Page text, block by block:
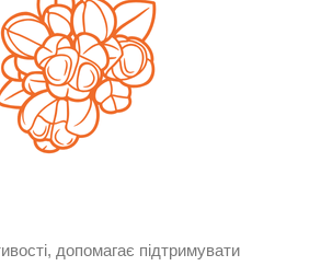
допомагає підтримувати